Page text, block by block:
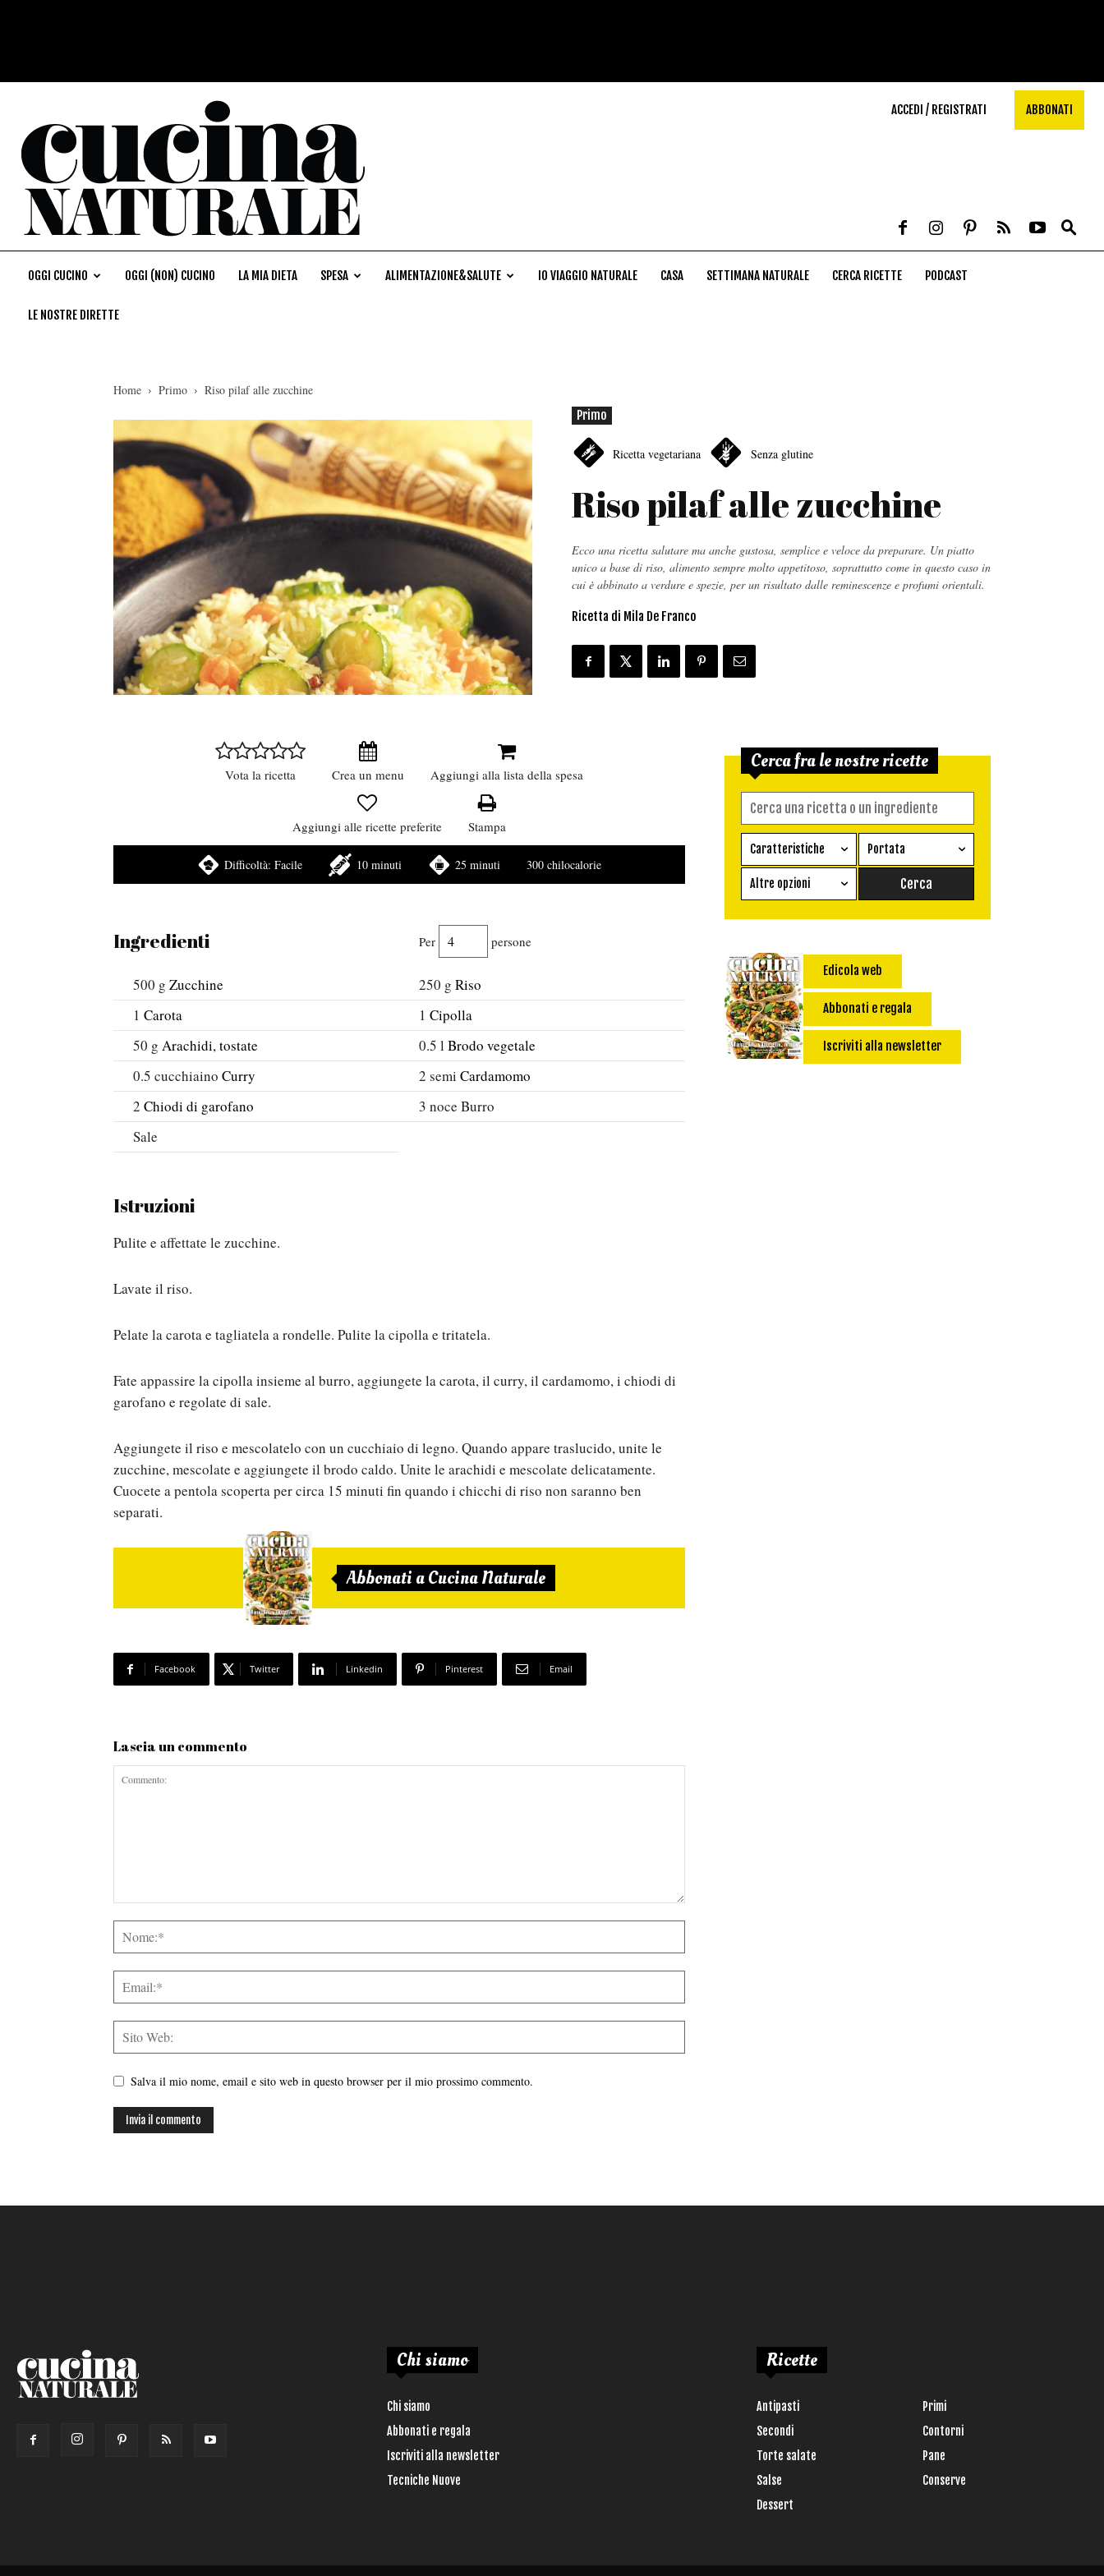
ACCEDI / REGISTRATI ABBONATI
OGGI CUCINO OGGI (NON) CUCINO LA MIA DIETA SPESA ALIMENTAZIONE&SALUTE IO VIAGGIO NATURALE CASA SETTIMANA NATURALE CERCA RICETTE PODCAST
LE NOSTRE DIRETTE
Home Primo
Riso pilaf alle zucchine
Primo
Ricetta vegetariana Senza glutine
Riso pilaf alle zucchine
Ecco una ricetta salutare ma anche gustosa, semplice e veloce da preparare. Un piatto
unico a base di riso, alimento sempre molto appetitoso, soprattutto come in questo caso in
cui è abbinato a verdure e spezie, per un risultato dalle reminescenze e profumi orientali.
Ricetta di Mila De Franco
Vota la ricetta Crea un menu Aggiungi alla lista della spesa
Aggiungi alle ricette preferite Stampa
Difficoltà:Facile 10 minuti 25 minuti 300 chilocalorie
Ingredienti Per persone
500 g Zucchine 250 g Riso
1 Carota 1 Cipolla
50 g Arachidi, tostate 0.5 l Brodo vegetale
0.5 cucchiaino Curry 2 semi Cardamomo
2 Chiodi di garofano 3 noce Burro
Sale
Istruzioni
Pulite e affettate le zucchine.
Lavate il riso.
Pelate la carota e tagliatela a rondelle. Pulite la cipolla e tritatela.
Fate appassire la cipolla insieme al burro, aggiungete la carota, il curry, il cardamomo, i chiodi di
garofano e regolate di sale.
Aggiungete il riso e mescolatelo con un cucchiaio di legno. Quando appare traslucido, unite le
zucchine, mescolate e aggiungete il brodo caldo. Unite le arachidi e mescolate delicatamente.
Cuocete a pentola scoperta per circa 15 minuti fin quando i chicchi di riso non saranno ben
separati.
Abbonati a Cucina Naturale
Facebook Twitter Linkedin Pinterest Email
Lascia un commento
Salva il mio nome, email e sito web in questo browser per il mio prossimo commento.
Cerca fra le nostre ricette
Caratteristiche
Ricetta vegetariana
Senza glutine
senza uova
Vegan
Portata
Antipasto
Conserva
Dessert
Pane
Salsa
Secondo
Altre opzioni
Impatto Glicemico:
Calorie max (kcal):
Edicola web
Abbonati e regala
Iscriviti alla newsletter
Chi siamo
Chi siamo
Abbonati e regala
Iscriviti alla newsletter
Tecniche Nuove
Ricette
Antipasti
Primi
Secondi
Contorni
Torte salate
Pane
Salse
Conserve
Dessert